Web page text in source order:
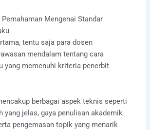
Mengenai Standar
tentu saja para dosen
mendalam tentang cara
yang memenuhi kriteria penerbit
berbagai aspek teknis seperti
yang jelas, gaya penulisan akademik
pengemasan topik yang menarik